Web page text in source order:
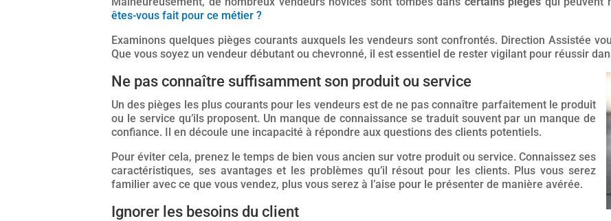
êtes-vous fait pour ce métier ?
Examinons quelques pièges courants auxquels les vendeurs sont confrontés. Direction Assistée
Que vous soyez un vendeur débutant ou chevronné, il est essentiel de rester vigilant pour réussir
Ne pas connaître suffisamment son produit ou service
Un des pièges les plus courants pour les vendeurs est de ne pas connaître parfaitement le produit
ou le service qu’ils proposent. Un manque de connaissance se traduit souvent par un manque de
confiance. Il en découle une incapacité à répondre aux questions des clients potentiels.
Pour éviter cela, prenez le temps de bien vous ancien sur votre produit ou service. Connaissez ses
caractéristiques, ses avantages et les problèmes qu’il résout pour les clients. Plus vous serez
familier avec ce que vous vendez, plus vous serez à l’aise pour le présenter de manière avérée.
Ignorer les besoins du client